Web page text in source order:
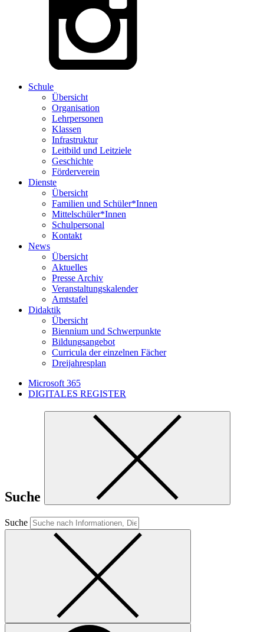
Schule
Übersicht
Organisation
Lehrpersonen
Klassen
Infrastruktur
Leitbild und Leitziele
Geschichte
Förderverein
Dienste
Übersicht
Familien und Schüler*Innen
Mittelschüler*Innen
Schulpersonal
Kontakt
News
Übersicht
Aktuelles
Presse Archiv
Veranstaltungskalender
Amtstafel
Didaktik
Übersicht
Biennium und Schwerpunkte
Bildungsangebot
Curricula der einzelnen Fächer
Dreijahresplan
Microsoft 365
DIGITALES REGISTER
Suche
Suche